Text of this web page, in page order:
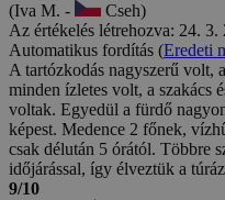
(Iva M. -
Cseh)
Az értékelés létrehozva: 24. 3.
Automatikus fordítás (Eredeti
A tartózkodás nagyszerű volt,
minden ízletes volt, a szakács
voltak. Egyedül a fürdő
képest. Medence 2 főnek,
csak délután 5 órától. Többre
időjárással, így élveztük a
9/10